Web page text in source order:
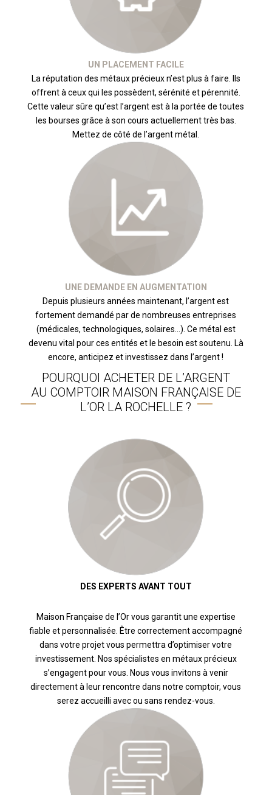
UN PLACEMENT FACILE
La réputation des métaux précieux n’est plus à faire. Ils
offrent à ceux qui les possèdent, sérénité et pérennité.
Cette valeur sûre qu’est l’argent est à la portée de toutes
les bourses grâce à son cours actuellement très bas.
Mettez de côté de l’argent métal.
UNE DEMANDE EN AUGMENTATION
Depuis plusieurs années maintenant, l’argent est
fortement demandé par de nombreuses entreprises
(médicales, technologiques, solaires…). Ce métal est
devenu vital pour ces entités et le besoin est soutenu. Là
encore, anticipez et investissez dans l’argent !
POURQUOI ACHETER DE L’ARGENT
AU COMPTOIR MAISON FRANÇAISE DE
L’OR LA ROCHELLE ?
DES EXPERTS AVANT TOUT
Maison Française de l’Or vous garantit une expertise
fiable et personnalisée. Être correctement accompagné
dans votre projet vous permettra d’optimiser votre
investissement. Nos spécialistes en métaux précieux
s’engagent pour vous. Nous vous invitons à venir
directement à leur rencontre dans notre comptoir, vous
serez accueilli avec ou sans rendez-vous.